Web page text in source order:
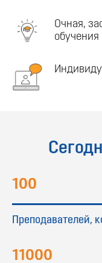
Очная,
обучения
100
Преподавателей,
11000